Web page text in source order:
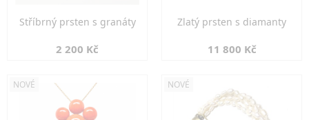
Stříbrný prsten s granáty
2 200 Kč
Zlatý prsten s diamanty
11 800 Kč
NOVÉ NOVÉ